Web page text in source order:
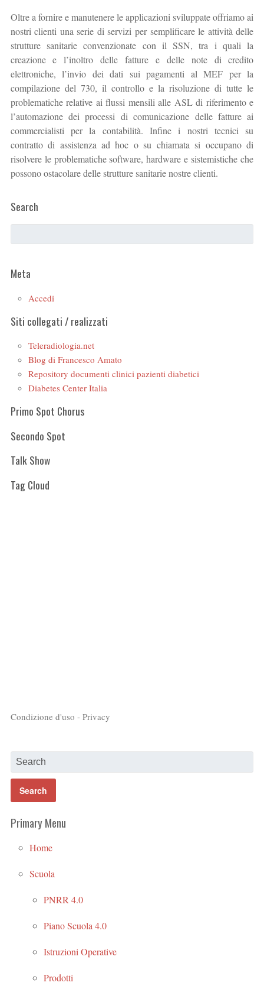
Oltre a fornire e manutenere le applicazioni sviluppate offriamo ai
nostri clienti una serie di servizi per semplificare le attività delle
strutture sanitarie convenzionate con il SSN, tra i quali la
creazione e l’inoltro delle fatture e delle note di credito
elettroniche, l’invio dei dati sui pagamenti al MEF per la
compilazione del 730, il controllo e la risoluzione di tutte le
problematiche relative ai flussi mensili alle ASL di riferimento e
l’automazione dei processi di comunicazione delle fatture ai
commercialisti per la contabilità. Infine i nostri tecnici su
contratto di assistenza ad hoc o su chiamata si occupano di
risolvere le problematiche software, hardware e sistemistiche che
possono ostacolare delle strutture sanitarie nostre clienti.
Search
Meta
Accedi
Siti collegati / realizzati
Teleradiologia.net
Blog di Francesco Amato
Repository documenti clinici pazienti diabetici
Diabetes Center Italia
Primo Spot Chorus
Secondo Spot
Talk Show
Tag Cloud
Condizione d'uso - Privacy
Primary Menu
Home
Scuola
PNRR 4.0
Piano Scuola 4.0
Istruzioni Operative
Prodotti